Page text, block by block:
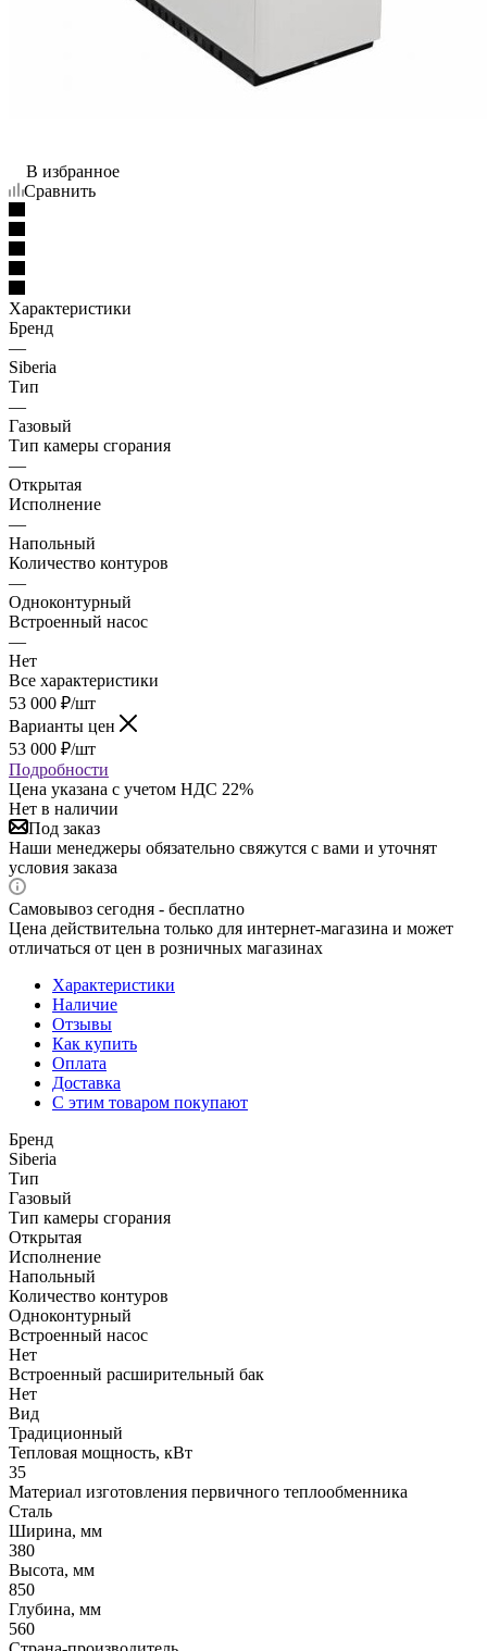
В избранное
Сравнить
Характеристики
Бренд
—
Siberia
Тип
—
Газовый
Тип камеры сгорания
—
Открытая
Исполнение
—
Напольный
Количество контуров
—
Одноконтурный
Встроенный насос
—
Нет
Все характеристики
53 000 ₽/шт
Варианты цен
53 000 ₽/шт
Подробности
Цена указана с учетом НДС 22%
Нет в наличии
Под заказ
Наши менеджеры обязательно свяжутся с вами и уточнят
условия заказа
Самовывоз сегодня - бесплатно
Цена действительна только для интернет-магазина и может
отличаться от цен в розничных магазинах
Характеристики
Наличие
Отзывы
Как купить
Оплата
Доставка
С этим товаром покупают
Бренд
Siberia
Тип
Газовый
Тип камеры сгорания
Открытая
Исполнение
Напольный
Количество контуров
Одноконтурный
Встроенный насос
Нет
Встроенный расширительный бак
Нет
Вид
Традиционный
Тепловая мощность, кВт
35
Материал изготовления первичного теплообменника
Сталь
Ширина, мм
380
Высота, мм
850
Глубина, мм
560